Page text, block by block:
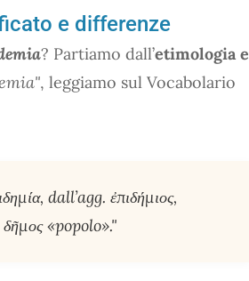
e differenze
? Partiamo dall’etimologia e
, leggiamo sul Vocabolario
dall’agg. ἐπιδήμιος,
«popolo»."